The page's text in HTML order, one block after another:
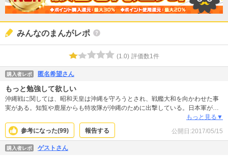
みんなのまんがレポ
(1.0) 評価数1件
購入者レポ 匿名希望さん
もっと勉強して欲しい
沖縄戦に関しては、昭和天皇は沖縄を守ろうとされ、戦艦大和を向かわせた事
実がある。知覧や鹿屋からも特攻隊が沖縄のために出撃している。日本軍が沖
縄の民間人をガマから出したというのは、戦後補償が欲しいがための一部の民
間人の偽証だったことが後に明らかになっている。 日本は決して沖縄を捨て石
にはしていない。
もっと見る▼
参考になった(99) 報告する 公開日:2017/05/15
購入者レポ ゲストさん